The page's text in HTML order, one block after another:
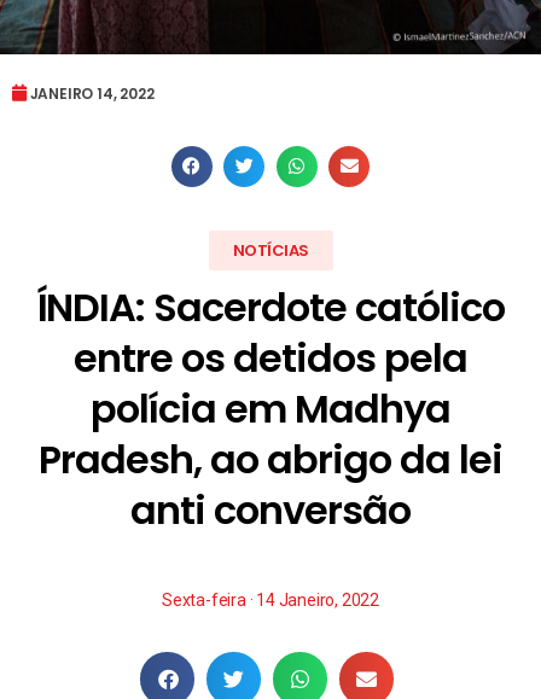
JANEIRO 14, 2022
NOTÍCIAS
ÍNDIA: Sacerdote católico
entre os detidos pela
polícia em Madhya
Pradesh, ao abrigo da lei
anti conversão
Sexta-feira · 14 Janeiro, 2022